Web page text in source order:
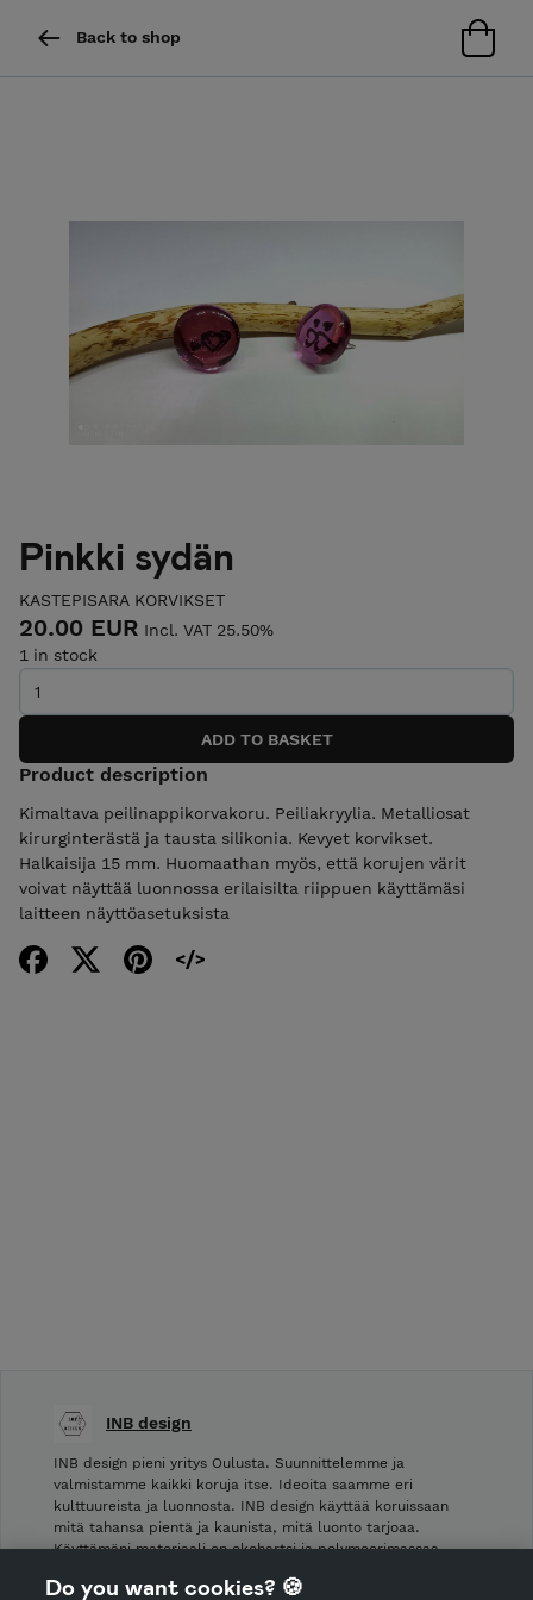
Back to shop
Pinkki sydän
KASTEPISARA KORVIKSET
20.00 EUR Incl. VAT 25.50%
1 in stock
Product description
Kimaltava peilinappikorvakoru. Peiliakryylia. Metalliosat
kirurginterästä ja tausta silikonia. Kevyet korvikset.
Halkaisija 15 mm. Huomaathan myös, että korujen värit
voivat näyttää luonnossa erilaisilta riippuen käyttämäsi
laitteen näyttöasetuksista
INB design
INB design pieni yritys Oulusta. Suunnittelemme ja
valmistamme kaikki koruja itse. Ideoita saamme eri
kulttuureista ja luonnosta. INB design käyttää koruissaan
mitä tahansa pientä ja kaunista, mitä luonto tarjoaa.
Käyttämäni materiaali on ekohartsi ja polymeerimassaa.
Do you want cookies? 🍪